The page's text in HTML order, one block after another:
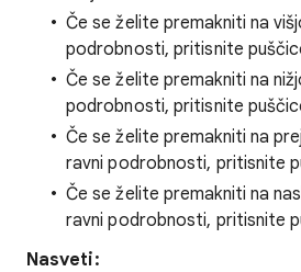
Če se želite premakniti na
podrobnosti, pritisnite
Če se želite premakniti na
podrobnosti, pritisnite
Če se želite premakniti na
ravni podrobnosti, pritisnite
Če se želite premakniti na
ravni podrobnosti, pritisnite
Nasveti: